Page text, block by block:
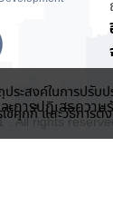
ะการปฏิเสธควา
. All rights
ประสงค์ในการปรั
ใช้คุกกี้ และวิธีการตั้